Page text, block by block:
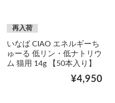
再入荷
いなば CIAO エネルギーち
ゅーる 低リン・低ナトリウ
ム 猫用 14g 【50本入り】
¥4,950